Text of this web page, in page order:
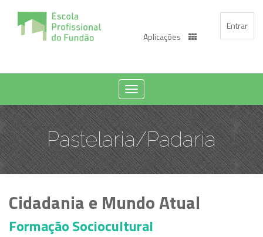
Entrar
Aplicações
Toggle
navigation
Pastelaria/Padaria
Cidadania e Mundo Atual
Formação Sociocultural